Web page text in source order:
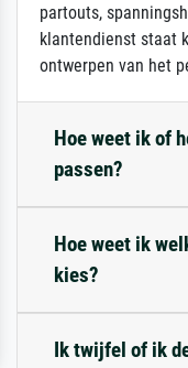
partouts,
klantendienst staat
ontwerpen van het
Hoe weet ik of
passen?
Hoe weet ik
kies?
Ik twijfel of ik